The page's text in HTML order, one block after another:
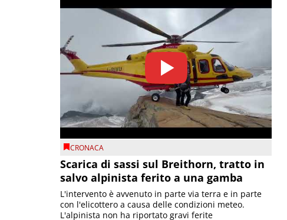
CRONACA
Scarica di sassi sul Breithorn, tratto in
salvo alpinista ferito a una gamba
L'intervento è avvenuto in parte via terra e in parte
con l'elicottero a causa delle condizioni meteo.
L'alpinista non ha riportato gravi ferite